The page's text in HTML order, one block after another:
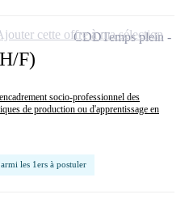
F)
socio-professionnel des
de production ou d'apprentissage en
les 1ers à postuler
CDDTemps plein
cette offre à ma sélection